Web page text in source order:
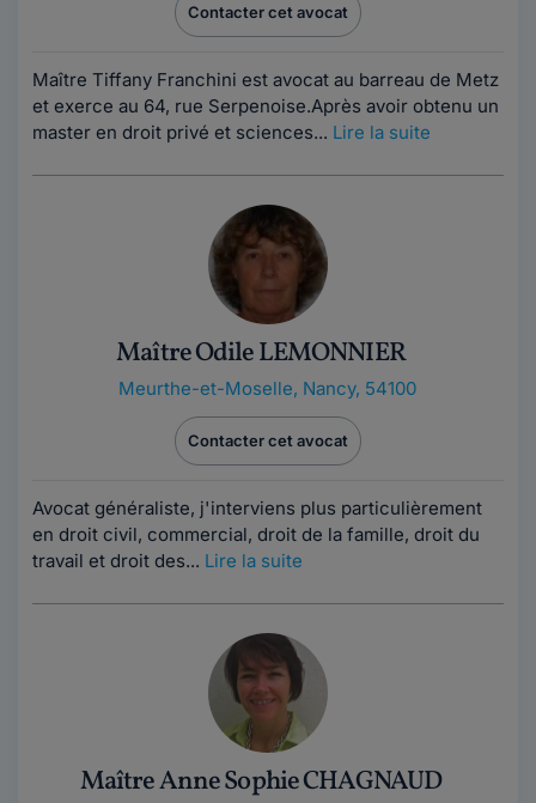
Contacter cet avocat
Maître Tiffany Franchini est avocat au barreau de Metz
et exerce au 64, rue Serpenoise.Après avoir obtenu un
master en droit privé et sciences... Lire la suite
Maître Odile LEMONNIER
Meurthe-et-Moselle, Nancy, 54100
Contacter cet avocat
Avocat généraliste, j'interviens plus particulièrement
en droit civil, commercial, droit de la famille, droit du
travail et droit des... Lire la suite
Maître Anne Sophie CHAGNAUD